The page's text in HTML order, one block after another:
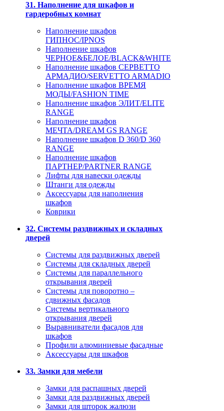
31. Наполнение для шкафов и
гардеробных комнат
Наполнение шкафов
ГИПНОС/IPNOS
Наполнение шкафов
ЧЕРНОЕ&БЕЛОЕ/BLACK&WHITE
Наполнение шкафов СЕРВЕТТО
АРМАДИО/SERVETTO ARMADIO
Наполнение шкафов ВРЕМЯ
МОДЫ/FASHION TIME
Наполнение шкафов ЭЛИТ/ELITE
RANGE
Наполнение шкафов
МЕЧТА/DREAM GS RANGE
Наполнение шкафов D 360/D 360
RANGE
Наполнение шкафов
ПАРТНЕР/PARTNER RANGE
Лифты для навески одежды
Штанги для одежды
Аксессуары для наполнения
шкафов
Коврики
32. Системы раздвижных и складных
дверей
Системы для раздвижных дверей
Системы для складных дверей
Системы для параллельного
открывания дверей
Системы для поворотно –
сдвижных фасадов
Системы вертикального
открывания дверей
Выравниватели фасадов для
шкафов
Профили алюминиевые фасадные
Аксессуары для шкафов
33. Замки для мебели
Замки для распашных дверей
Замки для раздвижных дверей
Замки для шторок жалюзи